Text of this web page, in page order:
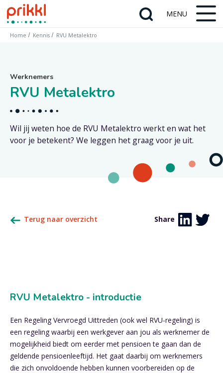
Home Kennis RVU Metalektro
Werknemers
RVU Metalektro
Wil jij weten hoe de RVU Metalektro werkt en wat het
voor je betekent? We leggen het graag voor je uit.
Terug naar overzicht Share
RVU Metalektro - introductie
Een Regeling Vervroegd Uittreden (ook wel RVU-regeling) is
een regeling waarbij een werkgever aan jou als werknemer de
mogelijkheid biedt om eerder met pensioen te gaan dan de
geldende pensioenleeftijd. Het gaat daarbij om werknemers
die zich onvoldoende hebben kunnen voorbereiden op de